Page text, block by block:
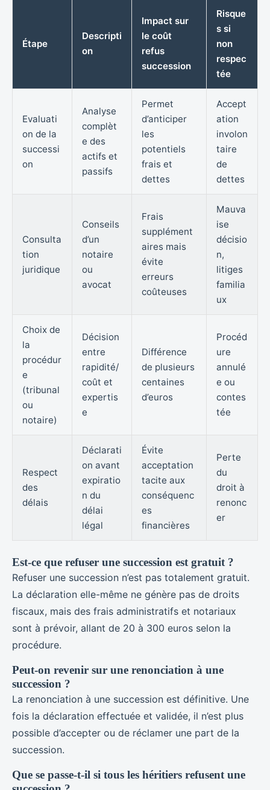
Étape
Descripti
on
Impact sur
le coût
refus
succession
Risque
s si
non
respec
tée
Evaluati
on de la
successi
on
Analyse
complèt
e des
actifs et
passifs
Permet
d’anticiper
les
potentiels
frais et
dettes
Accept
ation
involon
taire
de
dettes
Consulta
tion
juridique
Conseils
d’un
notaire
ou
avocat
Frais
supplément
aires mais
évite
erreurs
coûteuses
Mauva
ise
décisio
n,
litiges
familia
ux
Choix de
la
procédur
e
(tribunal
ou
notaire)
Décision
entre
rapidité/
coût et
expertis
e
Différence
de plusieurs
centaines
d’euros
Procéd
ure
annulé
e ou
contes
tée
Respect
des
délais
Déclarati
on avant
expiratio
n du
délai
légal
Évite
acceptation
tacite aux
conséquenc
es
financières
Perte
du
droit à
renonc
er
Est-ce que refuser une succession est gratuit ?
Refuser une succession n’est pas totalement gratuit.
La déclaration elle-même ne génère pas de droits
fiscaux, mais des frais administratifs et notariaux
sont à prévoir, allant de 20 à 300 euros selon la
procédure.
Peut-on revenir sur une renonciation à une
succession ?
La renonciation à une succession est définitive. Une
fois la déclaration effectuée et validée, il n’est plus
possible d’accepter ou de réclamer une part de la
succession.
Que se passe-t-il si tous les héritiers refusent une